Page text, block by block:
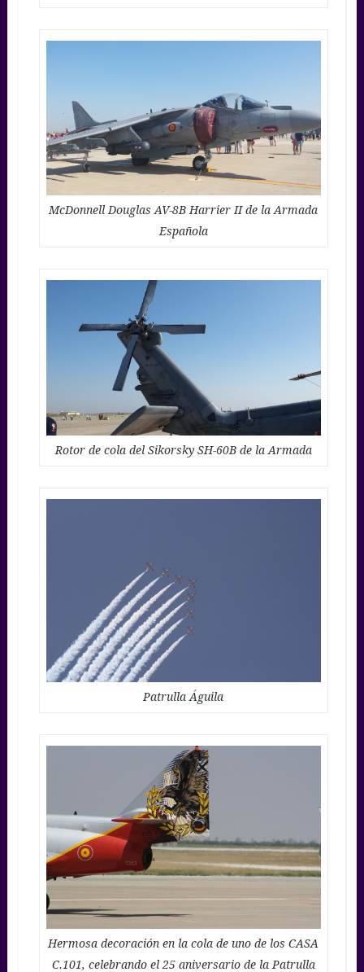
McDonnell Douglas AV-8B Harrier II de la Armada
Española
Rotor de cola del Sikorsky SH-60B de la Armada
Patrulla Águila
Hermosa decoración en la cola de uno de los CASA
C.101, celebrando el 25 aniversario de la Patrulla